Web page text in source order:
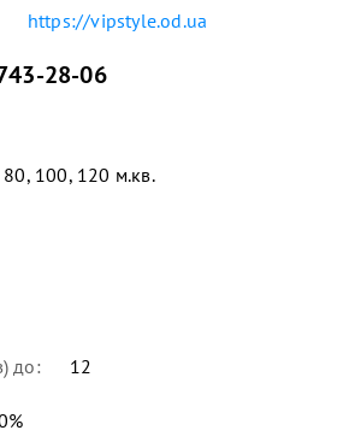
https://vipstyle.od.ua
28-06
80, 100, 120 м.кв.
до: 12
%